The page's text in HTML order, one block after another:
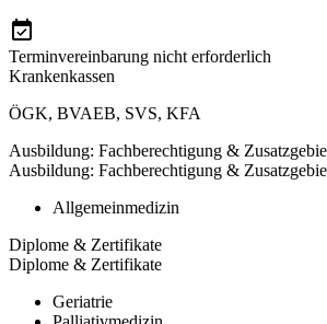
Terminvereinbarung nicht erforderlich
Krankenkassen
ÖGK, BVAEB, SVS, KFA
Ausbildung: Fachberechtigung &
Ausbildung: Fachberechtigung &
Allgemeinmedizin
Diplome & Zertifikate
Diplome & Zertifikate
Geriatrie